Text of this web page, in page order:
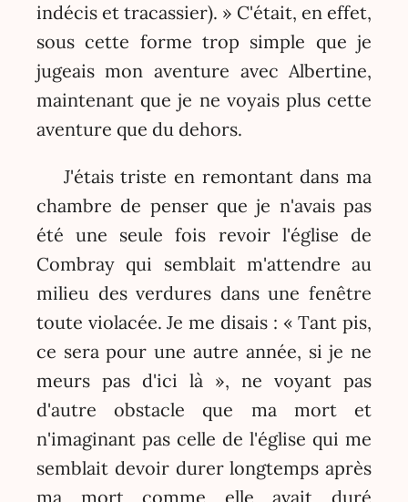
indécis et tracassier). » C'était, en effet,
sous cette forme trop simple que je
jugeais mon aventure avec Albertine,
maintenant que je ne voyais plus cette
aventure que du dehors.
J'étais triste en remontant dans ma
chambre de penser que je n'avais pas
été une seule fois revoir l'église de
Combray qui semblait m'attendre au
milieu des verdures dans une fenêtre
toute violacée. Je me disais : « Tant pis,
ce sera pour une autre année, si je ne
meurs pas d'ici là », ne voyant pas
d'autre obstacle que ma mort et
n'imaginant pas celle de l'église qui me
semblait devoir durer longtemps après
ma mort comme elle avait duré